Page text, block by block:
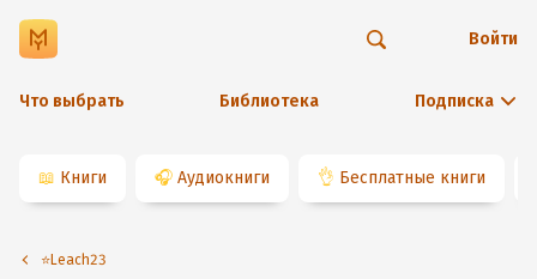
Что выбрать Библиотека Подписка
Войти
📖 Книги 🎧 Аудиокниги 👌 Бесплатные книги
⭐️Leach23